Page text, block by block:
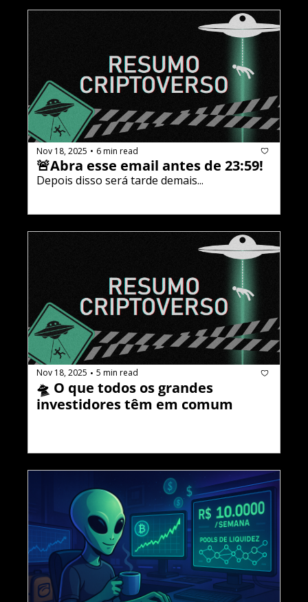
Nov 18, 2025 • 6 min read
🚨Abra esse email antes de 23:59!
Depois disso será tarde demais...
Nov 18, 2025 • 5 min read
🛸 O que todos os grandes
investidores têm em comum